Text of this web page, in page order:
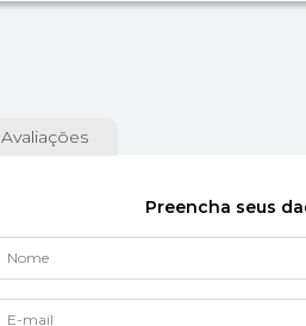
Avaliações
Preencha seus